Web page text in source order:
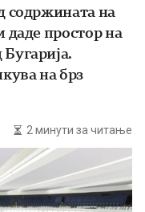
содржината на
даде простор на
на брз
2 минути за читање